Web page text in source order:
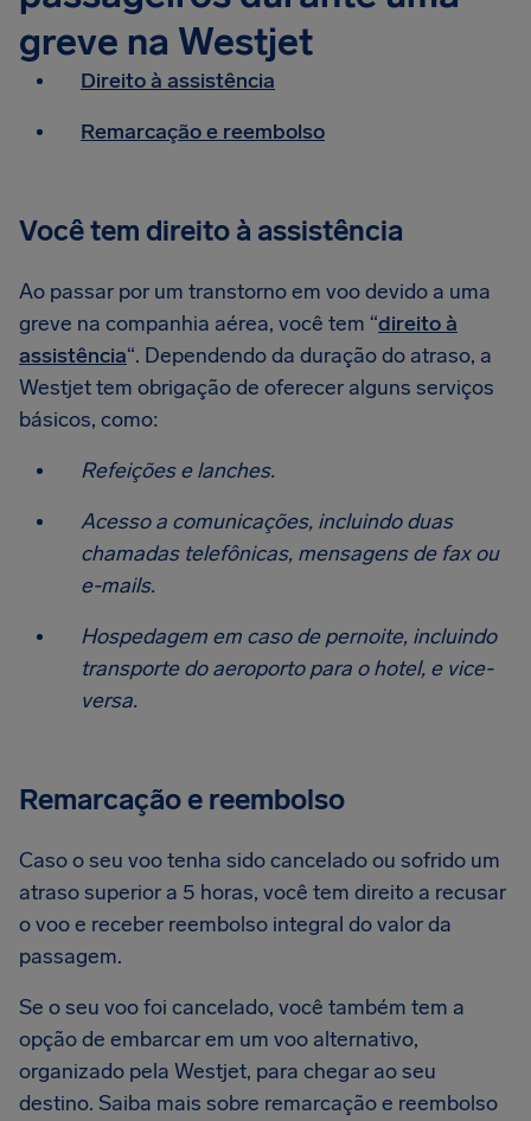
greve na Westjet
Direito à assistência
Remarcação e reembolso
Você tem direito à assistência
Ao passar por um transtorno em voo devido a uma
greve na companhia aérea, você tem “direito à
assistência“. Dependendo da duração do atraso, a
Westjet tem obrigação de oferecer alguns serviços
básicos, como:
Refeições e lanches.
Acesso a comunicações, incluindo duas
chamadas telefônicas, mensagens de fax ou
e-mails.
Hospedagem em caso de pernoite, incluindo
transporte do aeroporto para o hotel, e vice-
versa.
Remarcação e reembolso
Caso o seu voo tenha sido cancelado ou sofrido um
atraso superior a 5 horas, você tem direito a recusar
o voo e receber reembolso integral do valor da
passagem.
Se o seu voo foi cancelado, você também tem a
opção de embarcar em um voo alternativo,
organizado pela Westjet, para chegar ao seu
destino. Saiba mais sobre remarcação e reembolso